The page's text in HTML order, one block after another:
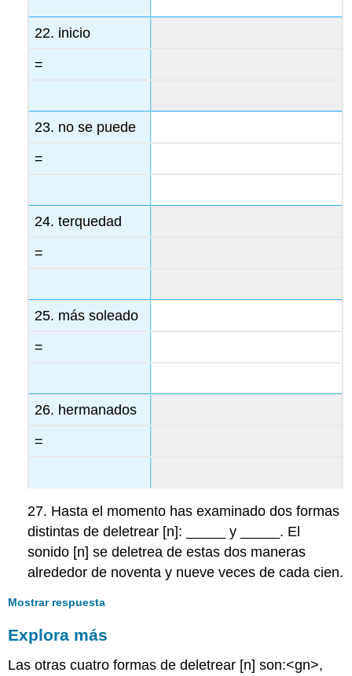
22. inicio
=
23. no se puede
=
24. terquedad
=
25. más soleado
=
26. hermanados
=
27. Hasta el momento has examinado dos formas
distintas de deletrear [n]: _____ y _____. El
sonido [n] se deletrea de estas dos maneras
alrededor de noventa y nueve veces de cada cien.
Mostrar respuesta
Explora más
Las otras cuatro formas de deletrear [n] son:<gn>,